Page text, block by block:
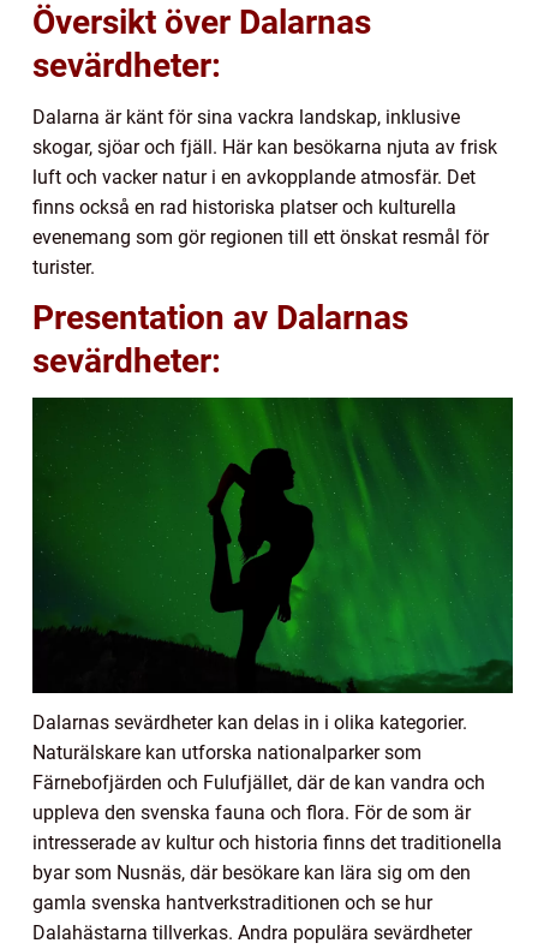
Översikt över Dalarnas
sevärdheter:
Dalarna är känt för sina vackra landskap, inklusive
skogar, sjöar och fjäll. Här kan besökarna njuta av frisk
luft och vacker natur i en avkopplande atmosfär. Det
finns också en rad historiska platser och kulturella
evenemang som gör regionen till ett önskat resmål för
turister.
Presentation av Dalarnas
sevärdheter:
Dalarnas sevärdheter kan delas in i olika kategorier.
Naturälskare kan utforska nationalparker som
Färnebofjärden och Fulufjället, där de kan vandra och
uppleva den svenska fauna och flora. För de som är
intresserade av kultur och historia finns det traditionella
byar som Nusnäs, där besökare kan lära sig om den
gamla svenska hantverkstraditionen och se hur
Dalahästarna tillverkas. Andra populära sevärdheter